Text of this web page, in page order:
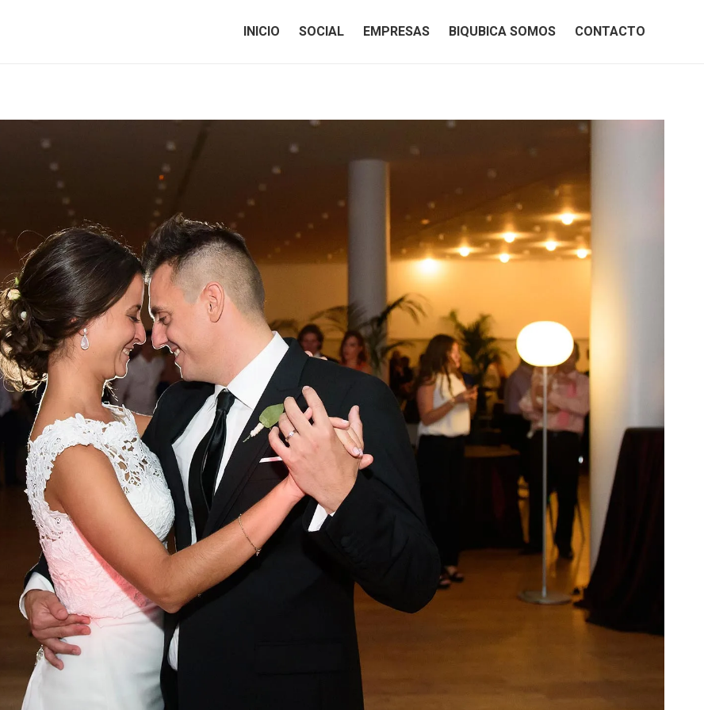
INICIO SOCIAL EMPRESAS BIQUBICA SOMOS CONTACTO
INICIO SOCIAL EMPRESAS BIQUBICA SOMOS CONTACTO